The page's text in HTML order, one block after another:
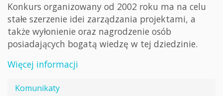
Konkurs organizowany od 2002 roku ma na celu
stałe szerzenie idei zarządzania projektami, a
także wyłonienie oraz nagrodzenie osób
posiadających bogatą wiedzę w tej dziedzinie.
Więcej informacji
Komunikaty